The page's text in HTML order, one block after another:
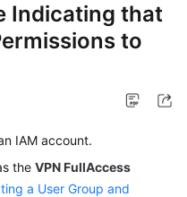
Indicating that
to
IAM account.
the VPN FullAccess
a User Group and